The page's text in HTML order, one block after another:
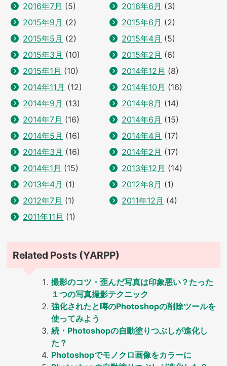
2016年7月 (5) 2016年6月 (3)
2015年9月 (2) 2015年6月 (2)
2015年5月 (2) 2015年4月 (5)
2015年3月 (10) 2015年2月 (6)
2015年1月 (10) 2014年12月 (8)
2014年11月 (12) 2014年10月 (16)
2014年9月 (13) 2014年8月 (14)
2014年7月 (16) 2014年6月 (15)
2014年5月 (16) 2014年4月 (17)
2014年3月 (16) 2014年2月 (17)
2014年1月 (15) 2013年12月 (14)
2013年4月 (1) 2012年8月 (1)
2012年7月 (1) 2011年12月 (4)
2011年11月 (1)
Related Posts (YARPP)
撮影のコツ・歪んだ写真は印象悪い？たった
１つの写真撮影テクニック
強化されたと噂のPhotoshopの削除ツールを
使ってみよう
続・Photoshopの自動塗りつぶしが進化し
た？
Photoshopでモノクロ画像をカラーに